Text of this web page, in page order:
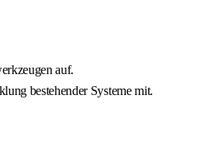
auf.
bestehender Systeme mit.